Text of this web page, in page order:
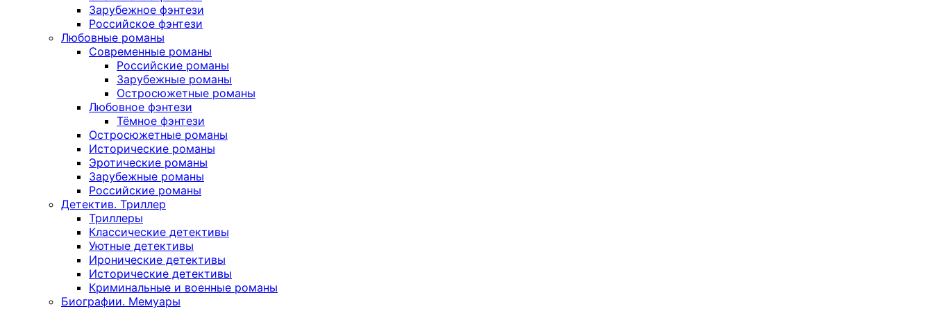
Зарубежное фэнтези
Российское фэнтези
Любовные романы
Современные романы
Российские романы
Зарубежные романы
Остросюжетные романы
Любовное фэнтези
Тёмное фэнтези
Остросюжетные романы
Исторические романы
Эротические романы
Зарубежные романы
Российские романы
Детектив. Триллер
Триллеры
Классические детективы
Уютные детективы
Иронические детективы
Исторические детективы
Криминальные и военные романы
Биографии. Мемуары